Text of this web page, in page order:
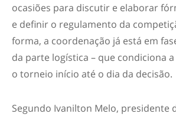
ocasiões para discutir e elaborar
e definir o regulamento da
forma, a coordenação já está em
da parte logística – que condiciona
o torneio início até o dia da decisão.
Segundo Ivanilton Melo, presidente